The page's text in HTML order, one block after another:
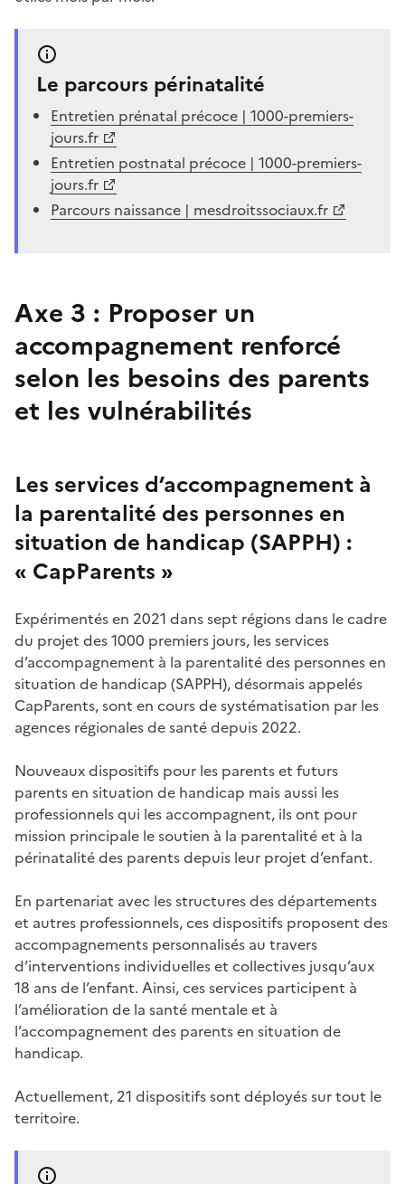
Le parcours périnatalité
Entretien prénatal précoce | 1000-premiers-
jours.fr
Entretien postnatal précoce | 1000-premiers-
jours.fr
Parcours naissance | mesdroitssociaux.fr
Axe 3 : Proposer un
accompagnement renforcé
selon les besoins des parents
et les vulnérabilités
Les services d’accompagnement à
la parentalité des personnes en
situation de handicap (SAPPH) :
« CapParents »
Expérimentés en 2021 dans sept régions dans le cadre
du projet des 1000 premiers jours, les services
d’accompagnement à la parentalité des personnes en
situation de handicap (SAPPH), désormais appelés
CapParents, sont en cours de systématisation par les
agences régionales de santé depuis 2022.
Nouveaux dispositifs pour les parents et futurs
parents en situation de handicap mais aussi les
professionnels qui les accompagnent, ils ont pour
mission principale le soutien à la parentalité et à la
périnatalité des parents depuis leur projet d’enfant.
En partenariat avec les structures des départements
et autres professionnels, ces dispositifs proposent des
accompagnements personnalisés au travers
d’interventions individuelles et collectives jusqu’aux
18 ans de l’enfant. Ainsi, ces services participent à
l’amélioration de la santé mentale et à
l’accompagnement des parents en situation de
handicap.
Actuellement, 21 dispositifs sont déployés sur tout le
territoire.